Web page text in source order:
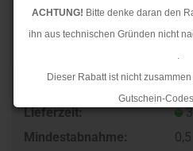
ACHTUNG! Bitte denke daran den
ihn aus technischen Gründen nicht
.
Dieser Rabatt ist nicht
Gutschein-
.
Ab dem 17.08.2026 versenden wir
Lieferzeit:
Mindestabnahme:
0,5